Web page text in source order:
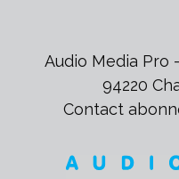
Fabien Auberger.
accès à leurs droits,
libre choix entre la
Audio Media Pro
94220
Contact